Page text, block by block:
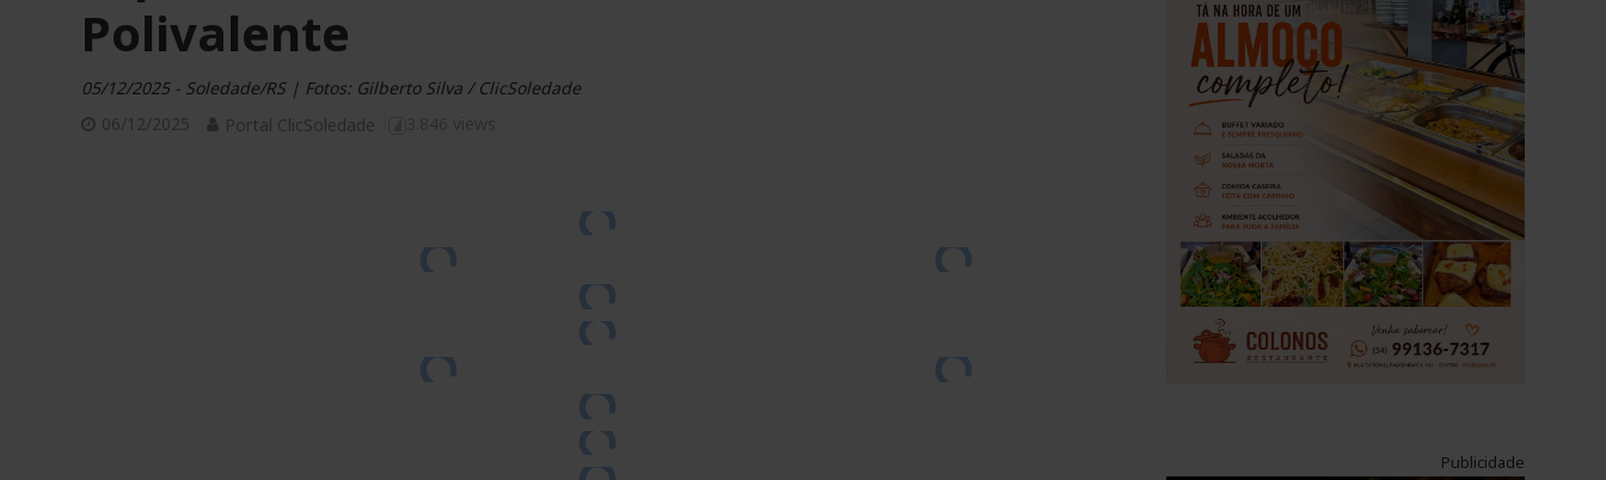
Polivalente
05/12/2025 - Soledade/RS | Fotos: Gilberto Silva / ClicSoledade
06/12/2025
Portal ClicSoledade
Publicidade